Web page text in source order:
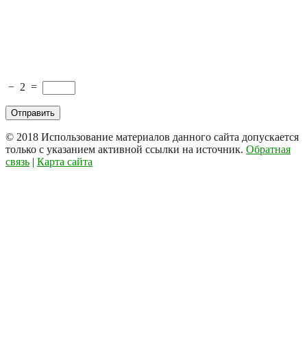
− 2 =
© 2018 Использование материалов данного сайта допускается
только с указанием активной ссылки на источник. Обратная
связь | Карта сайта